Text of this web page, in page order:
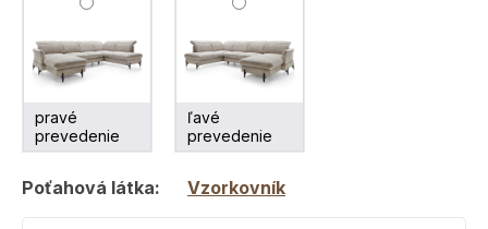
pravé
prevedenie
ľavé
prevedenie
Poťahová látka: Vzorkovník